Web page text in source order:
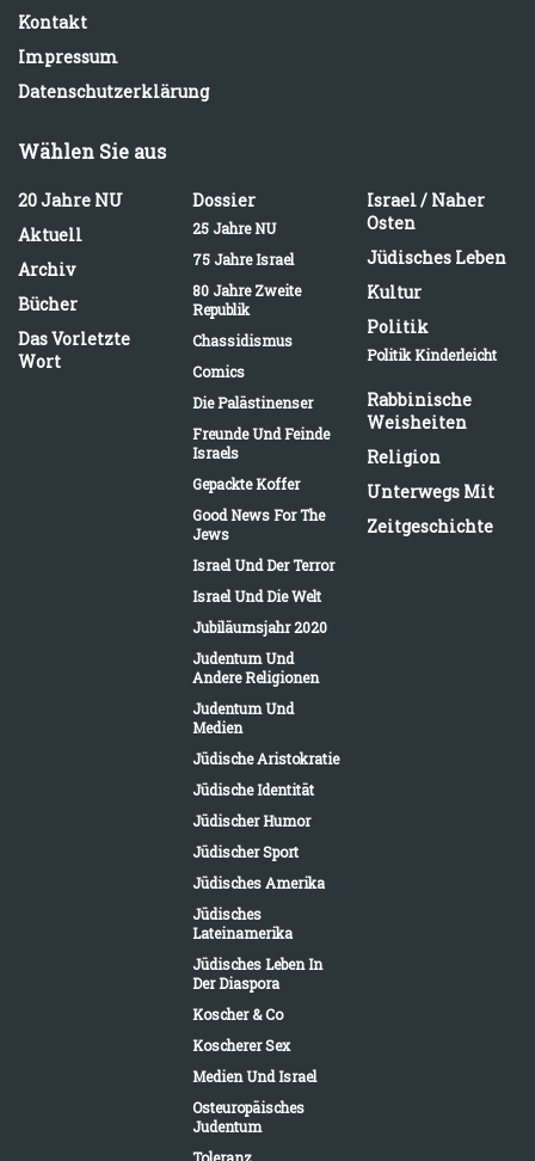
Kontakt
Impressum
Datenschutzerklärung
Wählen Sie aus
20 Jahre NU
Aktuell
Archiv
Bücher
Das Vorletzte
Wort
Dossier
25 Jahre NU
75 Jahre Israel
80 Jahre Zweite
Republik
Chassidismus
Comics
Die Palästinenser
Freunde Und Feinde
Israels
Gepackte Koffer
Good News For The
Jews
Israel Und Der Terror
Israel Und Die Welt
Jubiläumsjahr 2020
Judentum Und
Andere Religionen
Judentum Und
Medien
Jüdische Aristokratie
Jüdische Identität
Jüdischer Humor
Jüdischer Sport
Jüdisches Amerika
Jüdisches
Lateinamerika
Jüdisches Leben In
Der Diaspora
Koscher & Co
Koscherer Sex
Medien Und Israel
Osteuropäisches
Judentum
Toleranz
Israel / Naher
Osten
Jüdisches Leben
Kultur
Politik
Politik Kinderleicht
Rabbinische
Weisheiten
Religion
Unterwegs Mit
Zeitgeschichte